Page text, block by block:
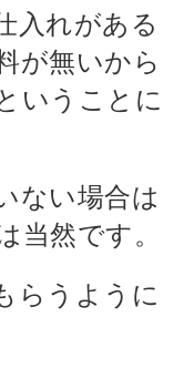
入れがある
が無いから
いうことに
ない場合は
然です。
らうように